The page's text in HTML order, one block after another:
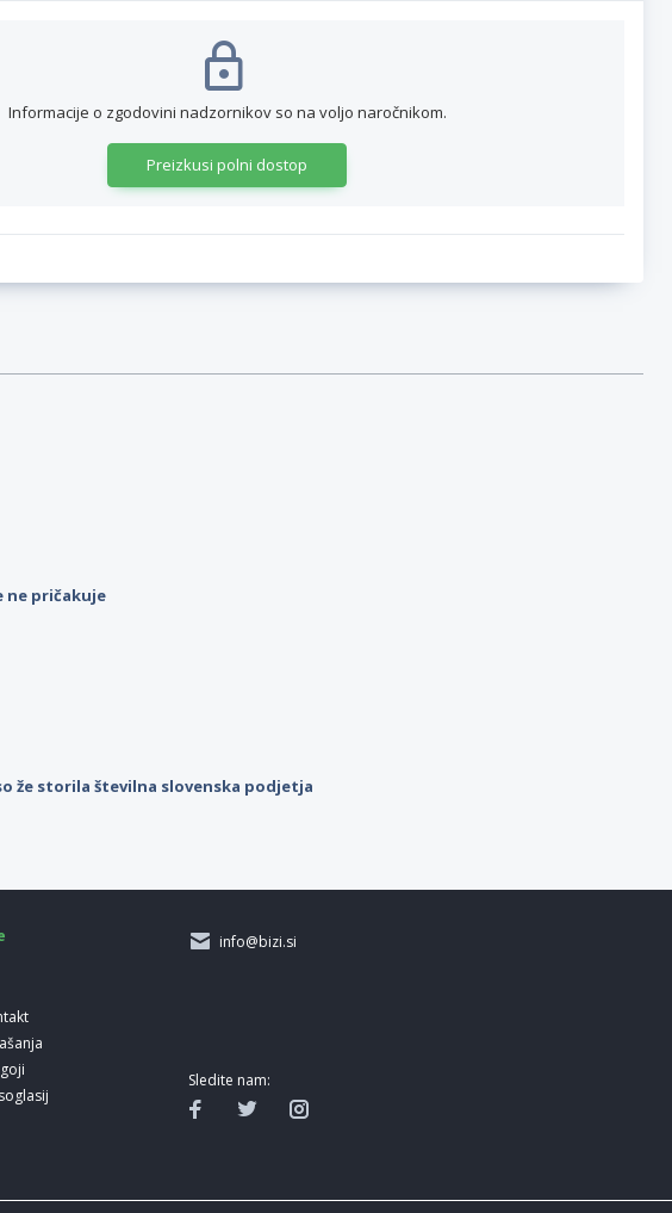
Informacije o zgodovini nadzornikov so na voljo naročnikom.
Preizkusi polni dostop
ne pričakuje
že storila številna slovenska podjetja
info@bizi.si
Sledite nam: